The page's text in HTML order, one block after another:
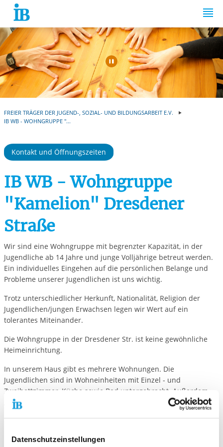
Datenschutzeinstellungen
Springe zum Inhalt
Automatische
FREIER TRÄGER DER JUGEND-, SOZIAL- UND BILDUNGSARBEIT E.V.
IB WB - WOHNGRUPPE "...
Kontakt und Öffnungszeiten
IB WB - Wohngruppe
"Kamelion" Dresdener
Straße
Wir sind eine Wohngruppe mit begrenzter Kapazität, in der
Jugendliche ab 14 Jahre und junge Volljährige betreut werden.
Ein individuelles Eingehen auf die persönlichen Belange und
Probleme unserer Jugendlichen ist uns wichtig.
Trotz unterschiedlicher Herkunft, Nationalität, Religion der
Jugendlichen/jungen Erwachsen legen wir Wert auf ein
tolerantes Miteinander.
Die Wohngruppe in der Dresdener Str. ist keine gewöhnliche
Heimeinrichtung.
In unserem Haus gibt es mehrere Wohnungen. Die
Jugendlichen sind in Wohneinheiten mit Einzel - und
Zweibettzimmer, Küche sowie Bad untergebracht. Außerdem
gehören zum Haus Gemeinschaftsräume, ein Sportraum und
ein großes Außengelände mit Sitzecken und Spielfläche.
betreut. Wir begleiten sie durch alle Lebenslagen und geben